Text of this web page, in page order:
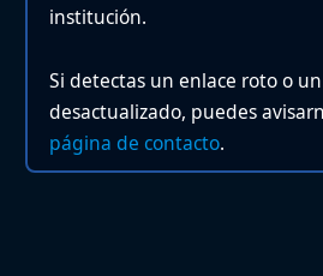
institución.
Si detectas un enlace roto o
desactualizado, puedes
página de contacto.